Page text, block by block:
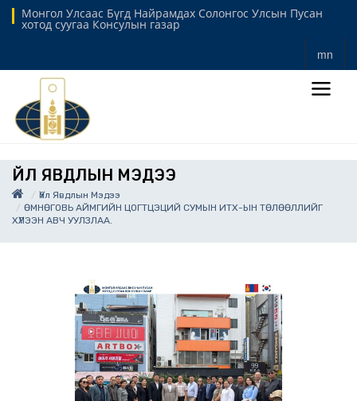
Монгол Улсаас Бүгд Найрамдах Солонгос Улсын Пусан
хотод суугаа Консулын газар
mn
ҮЙЛ ЯВДЛЫН МЭДЭЭ
Үйл Явдлын Мэдээ
ӨМНӨГОВЬ АЙМГИЙН ЦОГТЦЭЦИЙ СУМЫН ИТХ-ЫН ТӨЛӨӨЛЛИЙГ
ХҮЛЭЭН АВЧ УУЛЗЛАА.